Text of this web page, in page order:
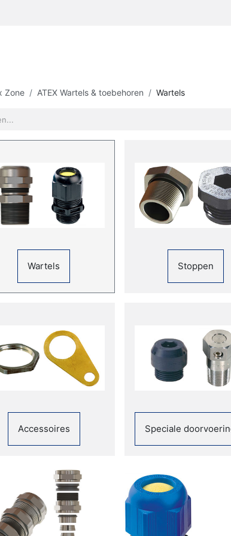
Zone ATEX Wartels & toebehoren Wartels
Wartels Stoppen
Accessoires Speciale